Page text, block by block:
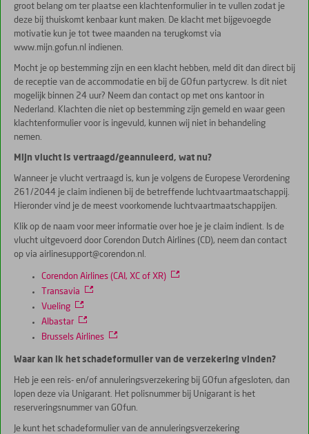
groot belang om ter plaatse een klachtenformulier in te vullen zodat je
deze bij thuiskomt kenbaar kunt maken. De klacht met bijgevoegde
motivatie kun je tot twee maanden na terugkomst via
www.mijn.gofun.nl indienen.
Mocht je op bestemming zijn en een klacht hebben, meld dit dan direct bij
de receptie van de accommodatie en bij de GOfun partycrew. Is dit niet
mogelijk binnen 24 uur? Neem dan contact op met ons kantoor in
Nederland. Klachten die niet op bestemming zijn gemeld en waar geen
klachtenformulier voor is ingevuld, kunnen wij niet in behandeling
nemen.
Mijn vlucht is vertraagd/geannuleerd, wat nu?
Wanneer je vlucht vertraagd is, kun je volgens de Europese Verordening
261/2044 je claim indienen bij de betreffende luchtvaartmaatschappij.
Hieronder vind je de meest voorkomende luchtvaartmaatschappijen.
Klik op de naam voor meer informatie over hoe je je claim indient. Is de
vlucht uitgevoerd door Corendon Dutch Airlines (CD), neem dan contact
op via airlinesupport@corendon.nl.
Corendon Airlines (CAI, XC of XR)
Transavia
Vueling
Albastar
Brussels Airlines
Waar kan ik het schadeformulier van de verzekering vinden?
Heb je een reis- en/of annuleringsverzekering bij GOfun afgesloten, dan
lopen deze via Unigarant. Het polisnummer bij Unigarant is het
reserveringsnummer van GOfun.
Je kunt het schadeformulier van de annuleringsverzekering